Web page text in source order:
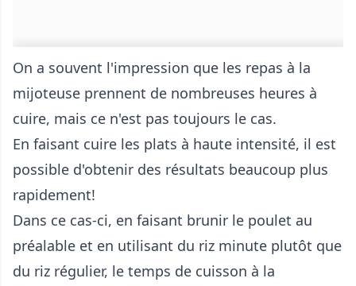
On a souvent l'impression que les repas à la
mijoteuse prennent de nombreuses heures à
cuire, mais ce n'est pas toujours le cas.
En faisant cuire les plats à haute intensité, il est
possible d'obtenir des résultats beaucoup plus
rapidement!
Dans ce cas-ci, en faisant brunir le poulet au
préalable et en utilisant du riz minute plutôt que
du riz régulier, le temps de cuisson à la